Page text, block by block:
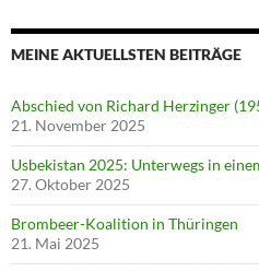
MEINE AKTUELLSTEN BEITRÄGE
Abschied von Richard Herzinger
21. November 2025
Usbekistan 2025: Unterwegs in
27. Oktober 2025
Brombeer-Koalition in Thüringen
21. Mai 2025